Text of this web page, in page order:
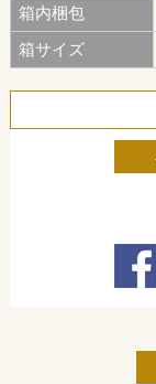
箱内梱包
箱サイズ